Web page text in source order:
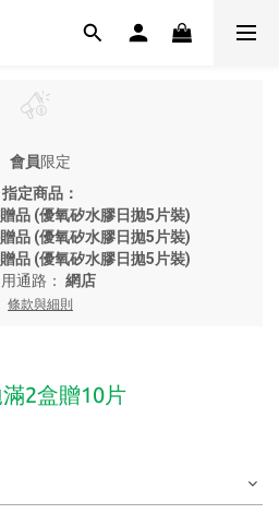
會員限定
指定商品：
品 (優氧矽水膠日拋5片裝)
品 (優氧矽水膠日拋5片裝)
品 (優氧矽水膠日拋5片裝)
通路： 網店
條款與細則
2盒贈10片